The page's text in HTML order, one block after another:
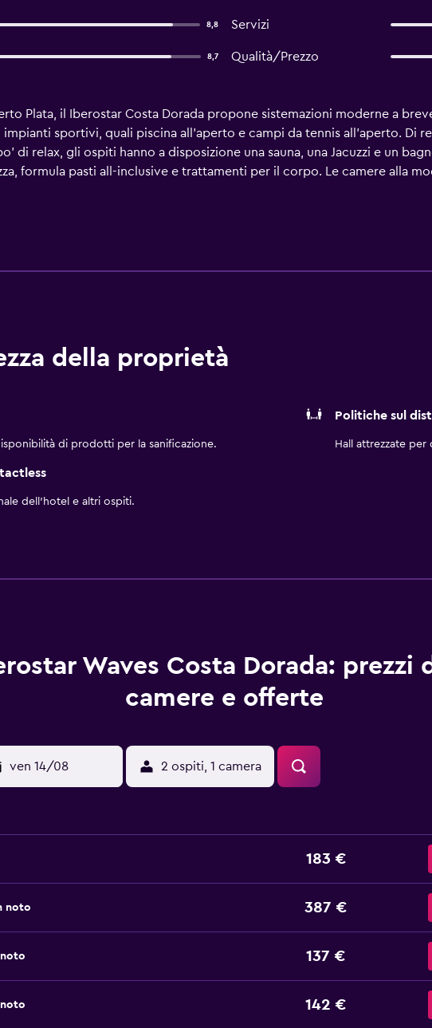
8,8 Servizi
8,7 Qualità/Prezzo
Plata, il Iberostar Costa Dorada propone sistemazioni moderne a
sportivi, quali piscina all'aperto e campi da tennis all'aperto. Di
di relax, gli ospiti hanno a disposizione una sauna, una Jacuzzi e un
formula pasti all-inclusive e trattamenti per il corpo. Le camere alla
un ventilatore a soffitto, canali via cavo/satellitari e un
della proprietà
di prodotti per la sanificazione.
Politiche sul
Hall attrezzate per
dell'hotel e altri ospiti.
Waves Costa Dorada: prezzi
camere e offerte
ven 14/08 2 ospiti, 1 camera
183 €
noto 387 €
137 €
142 €